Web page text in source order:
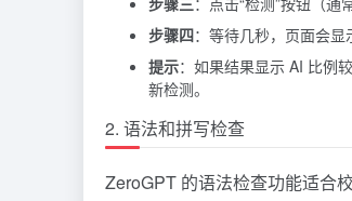
步骤四：等待几秒，页面会显
提示：如果结果显示 AI 比例
新检测。
2. 语法和拼写检查
ZeroGPT 的语法检查功能适合